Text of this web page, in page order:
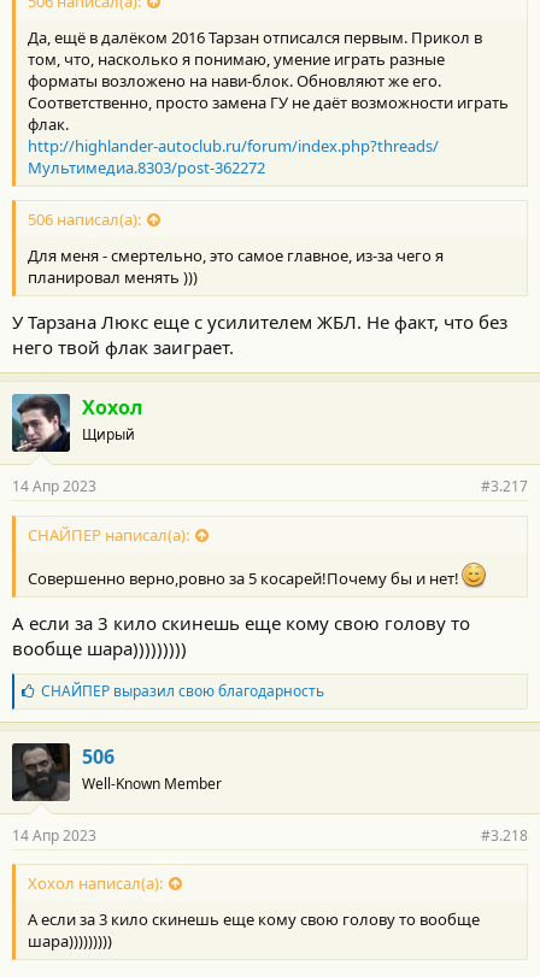
Да, ещё в далёком 2016 Тарзан отписался первым. Прикол в
том, что, насколько я понимаю, умение играть разные
форматы возложено на нави-блок. Обновляют же его.
Соответственно, просто замена ГУ не даёт возможности играть
флак.
http://highlander-autoclub.ru/forum/index.php?threads/
Мультимедиа.8303/post-362272
506 написал(а):
Для меня - смертельно, это самое главное, из-за чего я
планировал менять )))
У Тарзана Люкс еще с усилителем ЖБЛ. Не факт, что без
него твой флак заиграет.
Хохол
Щирый
14 Апр 2023 #3.217
СНАЙПЕР написал(а):
Совершенно верно,ровно за 5 косарей!Почему бы и нет!
А если за 3 кило скинешь еще кому свою голову то
вообще шара)))))))))
Б
л
а
г
о
д
а
н
о
с
и
:
СНАЙПЕРвыразил свою благодарность
506
Well-Known Member
14 Апр 2023 #3.218
Хохол написал(а):
А если за 3 кило скинешь еще кому свою голову то вообще
шара)))))))))